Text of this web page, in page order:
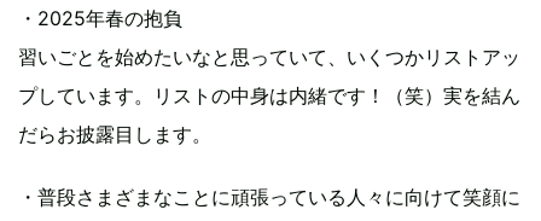
・2025年春の抱負
習いごとを始めたいなと思っていて、いくつかリストアッ
プしています。リストの中身は内緒です！（笑）実を結ん
だらお披露目します。
・普段さまざまなことに頑張っている人々に向けて笑顔に